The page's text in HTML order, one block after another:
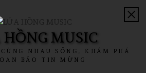
MUSIC
NHAU SỐNG, KHÁM PHÁ
BÁO TIN MỪNG